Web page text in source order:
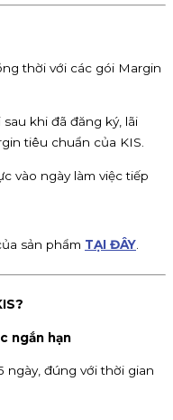
thời với các gói Margin
khi đã đăng ký, lãi
tiêu chuẩn của KIS.
vào ngày làm việc tiếp
sản phẩm TẠI ĐÂY.
ngắn hạn
ngày, đúng với thời gian